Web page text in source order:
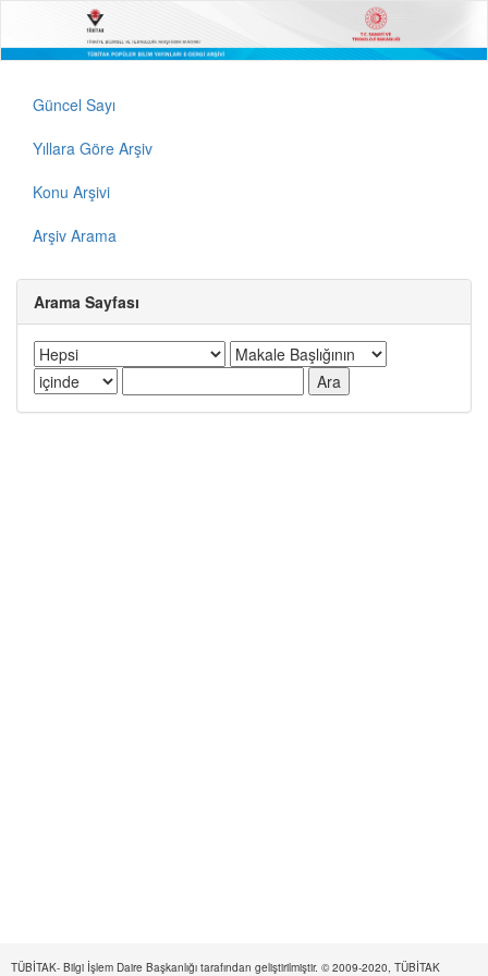
Güncel Sayı
Yıllara Göre Arşiv
Konu Arşivi
Arşiv Arama
Arama Sayfası
TÜBİTAK- Bilgi İşlem Daire Başkanlığı tarafından geliştirilmiştir. © 2009-2020, TÜBİTAK